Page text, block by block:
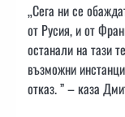
„Сега ни се
от Русия, и от
останали на тази
възможни
отказ. ” – каза